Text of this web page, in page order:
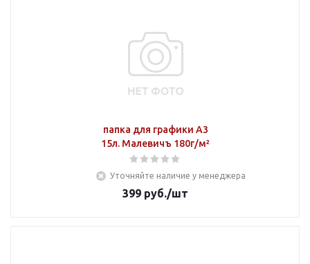
папка для графики А3
15л. Малевичъ 180г/м²
Уточняйте наличие у менеджера
399 руб./шт